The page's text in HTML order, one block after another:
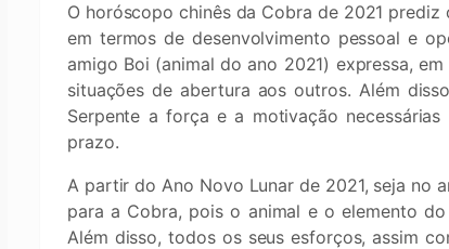
O horóscopo chinês da Cobra de 2021
em termos de desenvolvimento pessoal e
amigo Boi (animal do ano 2021) expressa,
situações de abertura aos outros. Além
Serpente a força e a motivação
prazo.
A partir do Ano Novo Lunar de 2021, seja no
para a Cobra, pois o animal e o elemento
Além disso, todos os seus esforços, assim